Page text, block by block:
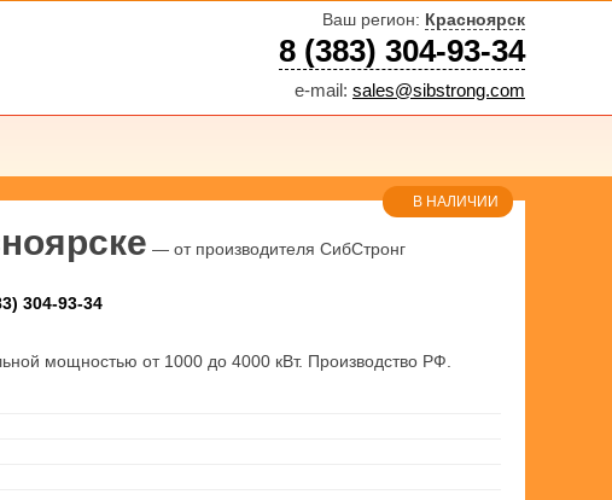
Ваш регион: Красноярск
8 (383) 304-93-34
e-mail: sales@sibstrong.com
— от производителя СибСтронг
В НАЛИЧИИ
304-93-34
мощностью от 1000 до 4000 кВт. Производство РФ.